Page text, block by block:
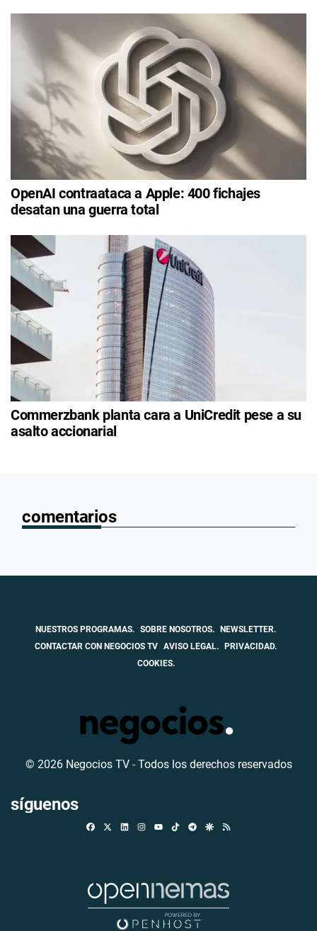
OpenAI contraataca a Apple: 400 fichajes
desatan una guerra total
Commerzbank planta cara a UniCredit pese a su
asalto accionarial
comentarios
NUESTROS PROGRAMAS. SOBRE NOSOTROS. NEWSLETTER.
CONTACTAR CON NEGOCIOS TV AVISO LEGAL. PRIVACIDAD.
COOKIES.
© 2026 Negocios TV - Todos los derechos reservados
síguenos
FacebookLinkedinInstagramTikTokTelegramGoogle Discover